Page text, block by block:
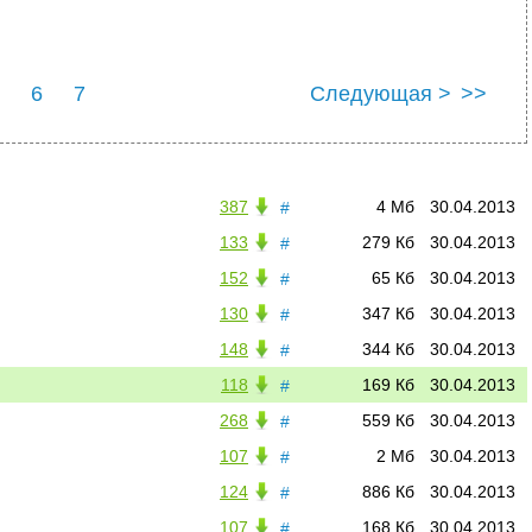
6 7 Следующая > >>
# 30.04.2013
4 Мб
387
#
30.04.2013
279 Кб
133
#
30.04.2013
65 Кб
152
#
30.04.2013
347 Кб
130
#
30.04.2013
344 Кб
148
#
30.04.2013
169 Кб
118
#
30.04.2013
559 Кб
268
#
30.04.2013
2 Мб
107
#
30.04.2013
886 Кб
124
#
30.04.2013
168 Кб
107